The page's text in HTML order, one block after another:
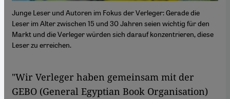
Junge Leser und Autoren im Fokus der Verleger: Gerade die
Leser im Alter zwischen 15 und 30 Jahren seien wichtig für den
Markt und die Verleger würden sich darauf konzentrieren, diese
Leser zu erreichen.
"Wir Verleger haben gemeinsam mit der
GEBO (General Egyptian Book Organisation)